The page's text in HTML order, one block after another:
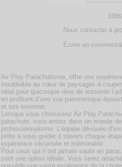
Nous contacter à
Écrire un
Air Play Parachutisme, offre une
inoubliable au cœur de paysages à couper
idéal pour quiconque rêve de ressentir
en profitant d’une vue panoramique
et ses environs.
Lorsque vous choisissez Air Play
parachute, vous entrez dans un monde
professionnalisme. L’équipe dévouée
prête à vous guider à travers chaque
expérience sécurisée et mémorable.
Pour ceux qui n’ont jamais sauté en
sont une option idéale. Vous serez